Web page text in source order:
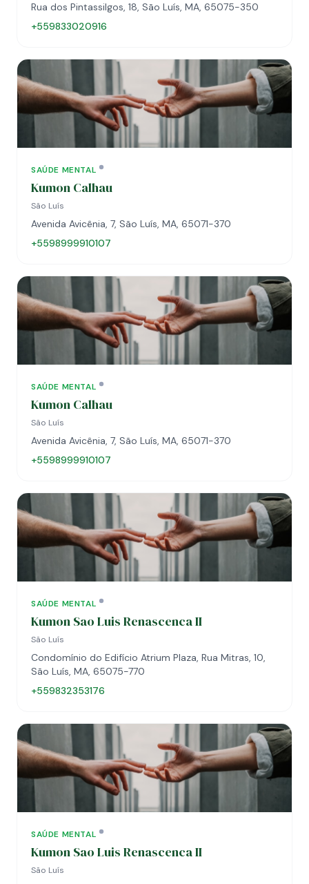
Rua dos Pintassilgos, 18, São Luís, MA, 65075-350
+559833020916
SAÚDE MENTAL
Kumon Calhau
São Luís
Avenida Avicênia, 7, São Luís, MA, 65071-370
+5598999910107
SAÚDE MENTAL
Kumon Calhau
São Luís
Avenida Avicênia, 7, São Luís, MA, 65071-370
+5598999910107
SAÚDE MENTAL
Kumon Sao Luis Renascenca II
São Luís
Condomínio do Edifício Atrium Plaza, Rua Mitras, 10,
São Luís, MA, 65075-770
+559832353176
SAÚDE MENTAL
Kumon Sao Luis Renascenca II
São Luís